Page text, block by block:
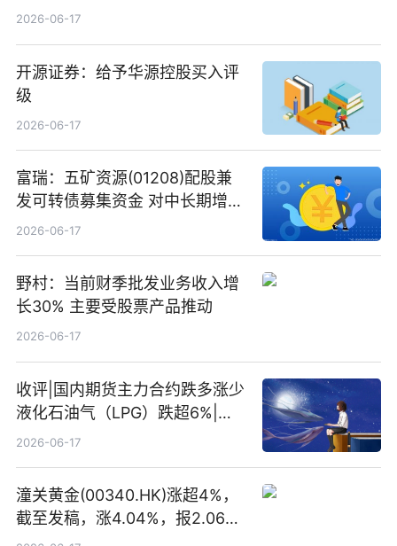
2026-06-17
开源证券：给予华源控股买入评
级
2026-06-17
富瑞：五矿资源(01208)配股兼
发可转债募集资金 对中长期增长
和战略定位正面|当前焦点
2026-06-17
野村：当前财季批发业务收入增
长30% 主要受股票产品推动
2026-06-17
收评|国内期货主力合约跌多涨少
液化石油气（LPG）跌超6%|头
条焦点
2026-06-17
潼关黄金(00340.HK)涨超4%，
截至发稿，涨4.04%，报2.06港
元，成交额369.05万港元|焦点